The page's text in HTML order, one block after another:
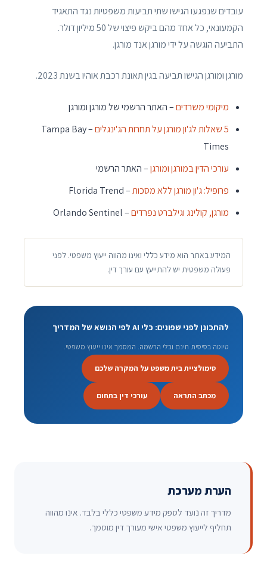
עובדים שנפגעו הגישו שתי תביעות משפטיות נגד התאגיד
הקמעונאי, כל אחד מהם ביקש פיצוי של 50 מיליון דולר.
התביעה הוגשה על ידי מורגן אנד מורגן.
מורגן ומורגן הגישו תביעה בגין תאונת רכבת אוהיו בשנת 2023.
מיקומי משרדים– האתר הרשמי של מורגן ומורגן
5 שאלות לג'ון מורגן על תחרות הג'ינגלים
– Tampa Bay
Times
עורכי הדין במורגן ומורגן– האתר הרשמי
פרופיל: ג'ון מורגן ללא מסכות– Florida Trend
מורגן, קולינג וגילברט נפרדים– Orlando Sentinel
המידע באתר הוא מידע כללי ואינו מהווה ייעוץ משפטי. לפני
פעולה משפטית יש להתייעץ עם עורך דין.
להתכונן לפני שפונים: כלי AI לפי הנושא של המדריך
טיוטה בסיסית חינם ובלי הרשמה. המסמך אינו ייעוץ משפטי.
סימולציית בית משפט על המקרה שלכם
מכתב התראה עורכי דין בתחום
הערת מערכת
מדריך זה נועד לספק מידע משפטי כללי בלבד. אינו מהווה
תחליף לייעוץ משפטי אישי מעורך דין מוסמך.